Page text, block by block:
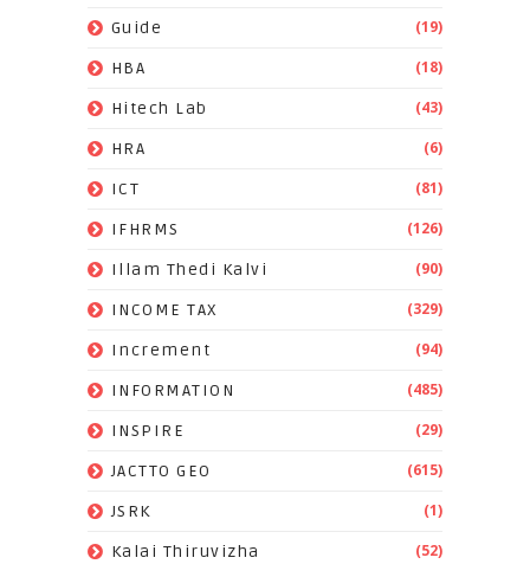
Guide (19)
HBA (18)
Hitech Lab (43)
HRA (6)
ICT (81)
IFHRMS (126)
Illam Thedi Kalvi (90)
INCOME TAX (329)
Increment (94)
INFORMATION (485)
INSPIRE (29)
JACTTO GEO (615)
JSRK (1)
Kalai Thiruvizha (52)